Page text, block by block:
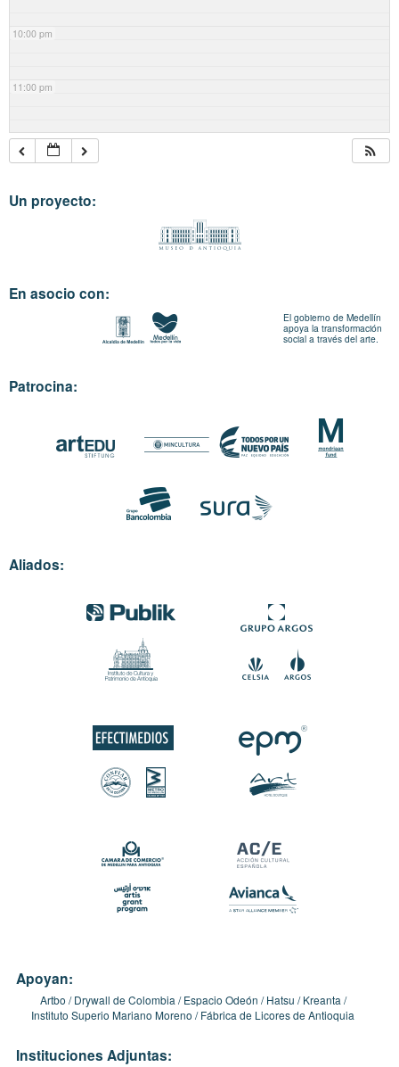
10:00 pm
11:00 pm
Un proyecto:
En asocio con:
El gobierno de Medellín
apoya la transformación
social a través del arte.
Patrocina:
Aliados:
Apoyan:
Artbo Drywall de Colombia Espacio Odeón Hatsu
Kreanta
Instituto Superio Mariano Moreno
Fábrica de Licores de Antioquia
Instituciones Adjuntas: